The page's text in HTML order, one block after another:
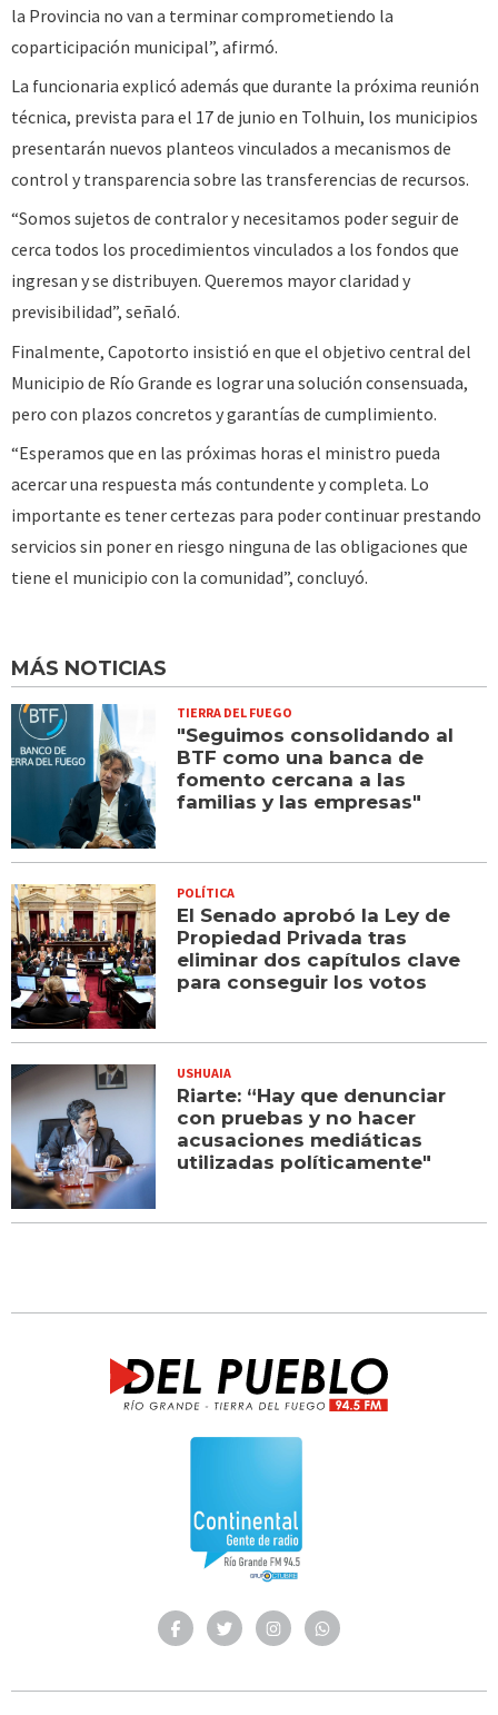
la Provincia no van a terminar comprometiendo la
coparticipación municipal”, afirmó.
La funcionaria explicó además que durante la próxima reunión
técnica, prevista para el 17 de junio en Tolhuin, los municipios
presentarán nuevos planteos vinculados a mecanismos de
control y transparencia sobre las transferencias de recursos.
“Somos sujetos de contralor y necesitamos poder seguir de
cerca todos los procedimientos vinculados a los fondos que
ingresan y se distribuyen. Queremos mayor claridad y
previsibilidad”, señaló.
Finalmente, Capotorto insistió en que el objetivo central del
Municipio de Río Grande es lograr una solución consensuada,
pero con plazos concretos y garantías de cumplimiento.
“Esperamos que en las próximas horas el ministro pueda
acercar una respuesta más contundente y completa. Lo
importante es tener certezas para poder continuar prestando
servicios sin poner en riesgo ninguna de las obligaciones que
tiene el municipio con la comunidad”, concluyó.
MÁS NOTICIAS
TIERRA DEL FUEGO
"Seguimos consolidando al
BTF como una banca de
fomento cercana a las
familias y las empresas"
POLÍTICA
El Senado aprobó la Ley de
Propiedad Privada tras
eliminar dos capítulos clave
para conseguir los votos
USHUAIA
Riarte: “Hay que denunciar
con pruebas y no hacer
acusaciones mediáticas
utilizadas políticamente"